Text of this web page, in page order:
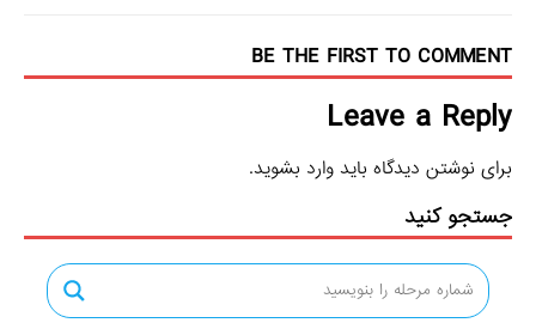
BE THE FIRST TO COMMENT
Leave a Reply
برای نوشتن دیدگاه باید وارد بشوید.
جستجو کنید